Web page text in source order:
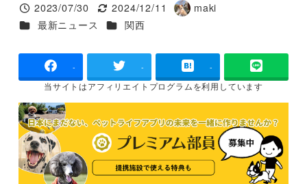
投稿日
2023/07/30
更新日
2024/12/11
著
maki
カテゴリー
最新ニュース カテゴリー
関西
- - -
当サイトはアフィリエイトプログラムを利用しています